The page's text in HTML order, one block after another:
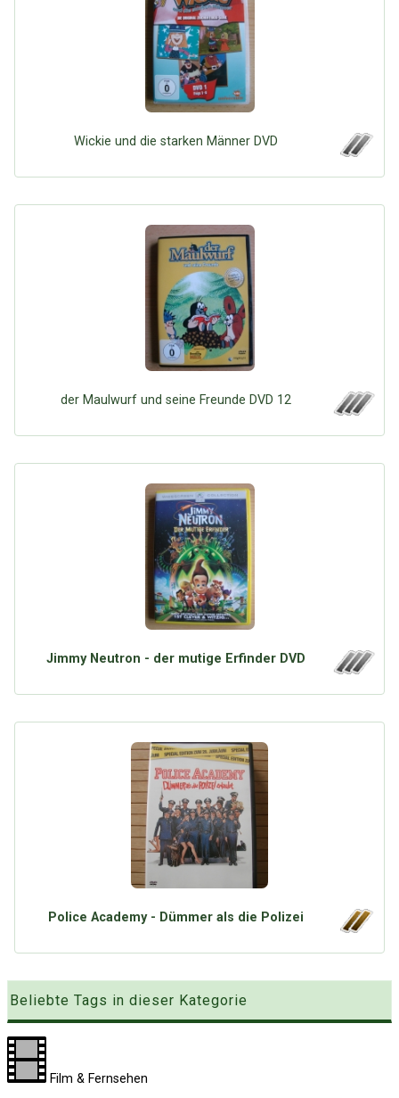
Mit Email Twitter
Google
Über Tauschbu↔de
Kategoriewolke
Tagwolke
Wickie und die starken Männer DVD
der Maulwurf und seine Freunde DVD 12
Jimmy Neutron - der mutige Erfinder DVD
Police Academy - Dümmer als die Polizei
Beliebte Tags in dieser Kategorie
Film & Fernsehen